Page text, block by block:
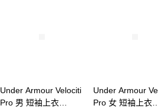
Under Armour Velociti
Pro 男 短袖上衣
Under Armour
Pro 女 短袖上衣